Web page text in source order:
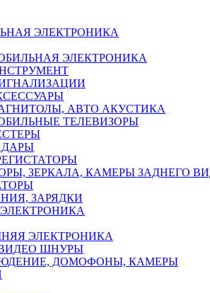
ЭЛЕКТРОНИКА
ЭЛЕКТРОНИКА
АВТО АКУСТИКА
ТЕЛЕВИЗОРЫ
ЗЕРКАЛА, КАМЕРЫ ЗАДНЕГО
ЗАРЯДКИ
ЭЛЕКТРОНИКА
ШНУРЫ
ДОМОФОНЫ, КАМЕРЫ